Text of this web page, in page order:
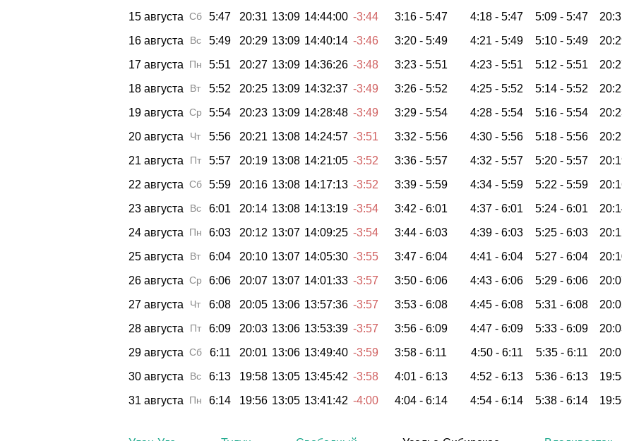
15 августа Сб 5:47 20:31 13:09 14:44:00 -3:44 3:16 - 5:47 4:18 - 5:47 5:09 - 5:47
16 августа
Вс 5:49 20:29 13:09 14:40:14 -3:46 3:20 - 5:49 4:21 - 5:49 5:10 - 5:49
17 августа
Пн 5:51 20:27 13:09 14:36:26 -3:48 3:23 - 5:51 4:23 - 5:51 5:12 - 5:51
18 августа
Вт 5:52 20:25 13:09 14:32:37 -3:49 3:26 - 5:52 4:25 - 5:52 5:14 - 5:52
19 августа Ср 5:54 20:23 13:09 14:28:48 -3:49 3:29 - 5:54 4:28 - 5:54 5:16 - 5:54
20 августа
Чт 5:56 20:21 13:08 14:24:57 -3:51 3:32 - 5:56 4:30 - 5:56 5:18 - 5:56
21 августа
Пт 5:57 20:19 13:08 14:21:05 -3:52 3:36 - 5:57 4:32 - 5:57 5:20 - 5:57
22 августа Сб 5:59 20:16 13:08 14:17:13 -3:52 3:39 - 5:59 4:34 - 5:59 5:22 - 5:59
23 августа
Вс 6:01 20:14 13:08 14:13:19 -3:54 3:42 - 6:01 4:37 - 6:01 5:24 - 6:01
24 августа
Пн 6:03 20:12 13:07 14:09:25 -3:54 3:44 - 6:03 4:39 - 6:03 5:25 - 6:03
25 августа
Вт 6:04 20:10 13:07 14:05:30 -3:55 3:47 - 6:04 4:41 - 6:04 5:27 - 6:04
26 августа Ср 6:06 20:07 13:07 14:01:33 -3:57 3:50 - 6:06 4:43 - 6:06 5:29 - 6:06
27 августа
Чт 6:08 20:05 13:06 13:57:36 -3:57 3:53 - 6:08 4:45 - 6:08 5:31 - 6:08
28 августа
Пт 6:09 20:03 13:06 13:53:39 -3:57 3:56 - 6:09 4:47 - 6:09 5:33 - 6:09
29 августа Сб 6:11 20:01 13:06 13:49:40 -3:59 3:58 - 6:11 4:50 - 6:11 5:35 - 6:11
30 августа
Вс 6:13 19:58 13:05 13:45:42 -3:58 4:01 - 6:13 4:52 - 6:13 5:36 - 6:13
31 августа
Пн 6:14 19:56 13:05 13:41:42 -4:00 4:04 - 6:14 4:54 - 6:14 5:38 - 6:14